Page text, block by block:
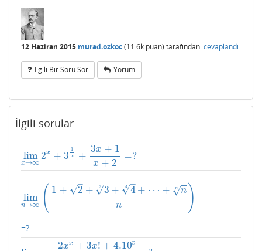
12 Haziran 2015 murad.ozkoc(11.6k puan) tarafından cevaplandı
Ilgili Bir Soru Sor Yorum
İlgili sorular
lim
x→∞
2x + 3
1
x +
3x + 1
x + 2
=?
limx→∞ 2x+31 +3 x+1x+2=?
lim
n→∞ ( 1 + 2
–
√ + 3
–
√
3 + 4
–
√
4 + ⋯ + n
−
−
√
n
n )
limn→∞(1+2+33+44+⋯+nnn)
=?
2xx + 3x! + 4.10x